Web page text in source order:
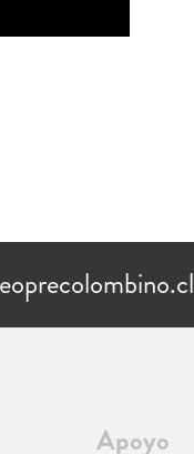
Apoyo